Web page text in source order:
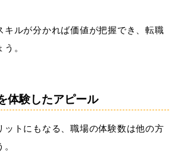
キルが分かれば価値が把握でき、転職
。
体験したアピール
ットにもなる、職場の体験数は他の方